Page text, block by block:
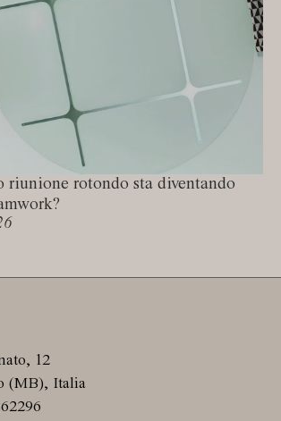
riunione rotondo sta diventando
12
(MB), Italia